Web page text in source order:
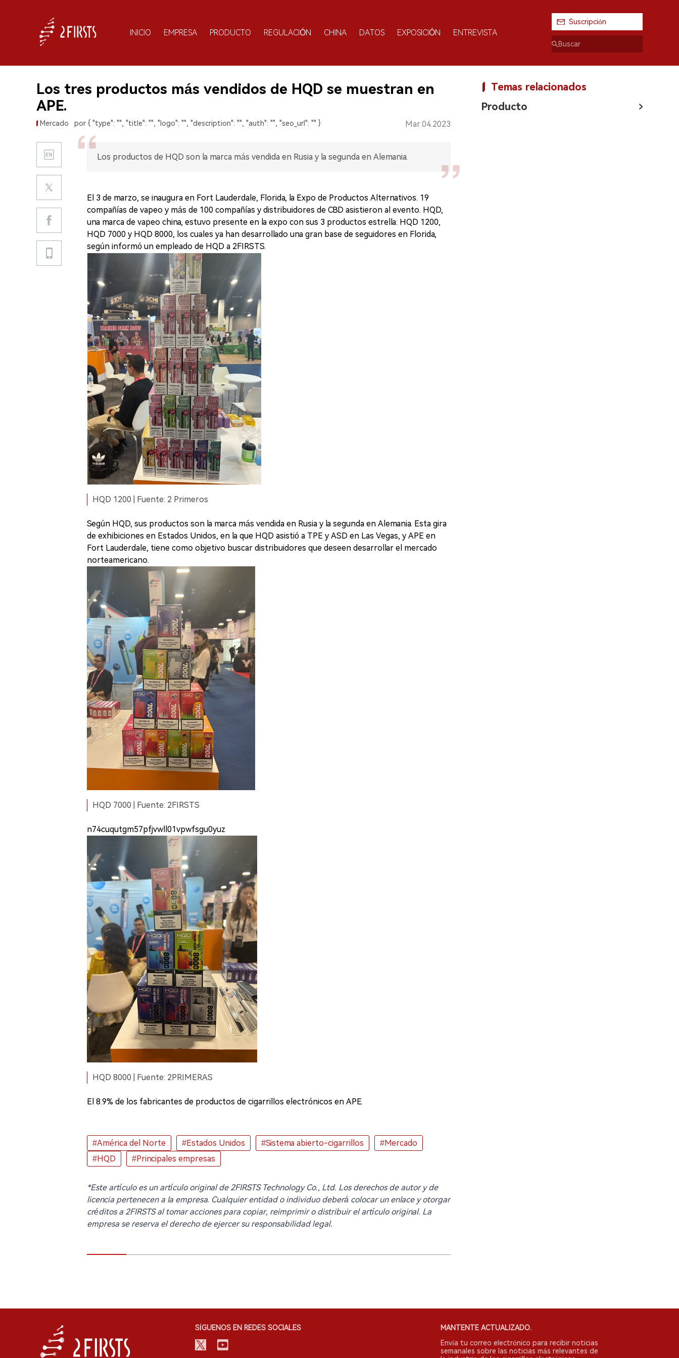
INICIO EMPRESA PRODUCTO REGULACIÓN CHINA DATOS EXPOSICIÓN ENTREVISTA
Suscripción
Los tres productos más vendidos de HQD se muestran en
APE.
Mercado por { "type": "", "title": "", "logo": "", "description": "", "auth": "", "seo_url": "" } Mar.04.2023
Los productos de HQD son la marca más vendida en Rusia y la segunda en Alemania.
El 3 de marzo, se inaugura en Fort Lauderdale, Florida, la Expo de Productos Alternativos. 19
compañías de vapeo y más de 100 compañías y distribuidores de CBD asistieron al evento. HQD,
una marca de vapeo china, estuvo presente en la expo con sus 3 productos estrella: HQD 1200,
HQD 7000 y HQD 8000, los cuales ya han desarrollado una gran base de seguidores en Florida,
según informó un empleado de HQD a 2FIRSTS.
HQD 1200 | Fuente: 2 Primeros
Según HQD, sus productos son la marca más vendida en Rusia y la segunda en Alemania. Esta gira
de exhibiciones en Estados Unidos, en la que HQD asistió a TPE y ASD en Las Vegas, y APE en
Fort Lauderdale, tiene como objetivo buscar distribuidores que deseen desarrollar el mercado
norteamericano.
HQD 7000 | Fuente: 2FIRSTS
n74cuqutgm57pfjvwll01vpwfsgu0yuz
HQD 8000 | Fuente: 2PRIMERAS
El 8.9% de los fabricantes de productos de cigarrillos electrónicos en APE.
#América del Norte #Estados Unidos #Sistema abierto-cigarrillos
#Mercado
#HQD
#Principales empresas
*Este artículo es un artículo original de 2FIRSTS Technology Co., Ltd. Los derechos de autor y de
licencia pertenecen a la empresa. Cualquier entidad o individuo deberá colocar un enlace y otorgar
créditos a 2FIRSTS al tomar acciones para copiar, reimprimir o distribuir el artículo original. La
empresa se reserva el derecho de ejercer su responsabilidad legal.
Temas relacionados
Producto
SÍGUENOS EN REDES SOCIALES
MANTENTE ACTUALIZADO.
Envía tu correo electrónico para recibir noticias
semanales sobre las noticias más relevantes de